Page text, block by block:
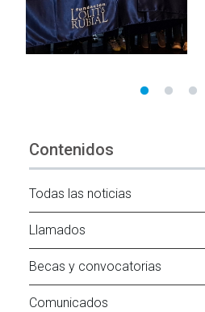
Contenidos
Todas las noticias
Llamados
Becas y convocatorias
Comunicados